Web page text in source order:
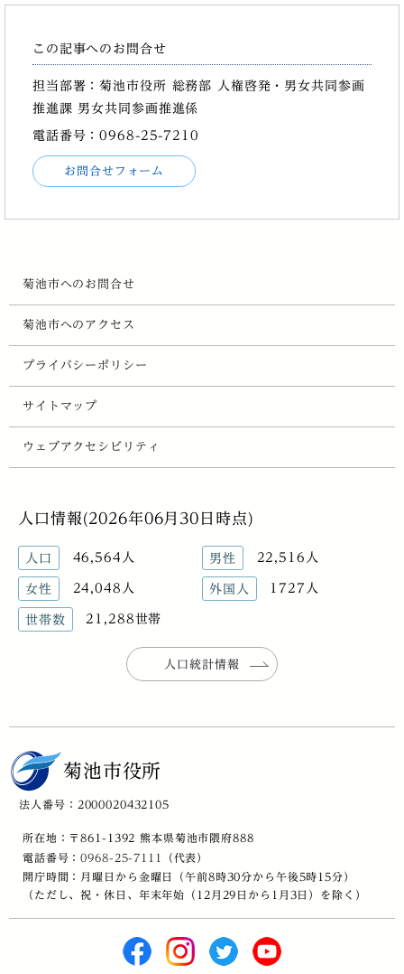
この記事へのお問合せ
担当部署：菊池市役所 総務部 人権啓発・男女共同参画
推進課 男女共同参画推進係
電話番号：0968-25-7210
お問合せフォーム
菊池市へのお問合せ
菊池市へのアクセス
プライバシーポリシー
サイトマップ
ウェブアクセシビリティ
人口情報(2026年06月30日時点)
人口 46,564人 男性 22,516人
女性 24,048人 外国人 1727人
世帯数 21,288世帯
人口統計情報
菊池市役所
法人番号：2000020432105
所在地：〒861-1392 熊本県菊池市隈府888
電話番号：0968-25-7111
（代表）
開庁時間：月曜日から金曜日（午前8時30分から午後5時15分）
（ただし、祝・休日、年末年始（12月29日から1月3日）を除く）